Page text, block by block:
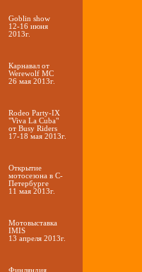
Goblin show
12-16 июня
2013г.
Карнавал от
Werewolf МС
26 мая 2013г.
Rodeo Party-IX
"Viva La Cuba"
от Busy Riders
17-18 мая 2013г.
Открытие
мотосезона в С-
Петербурге
11 мая 2013г.
Мотовыставка
IMIS
13 апреля 2013г.
Финляндия,